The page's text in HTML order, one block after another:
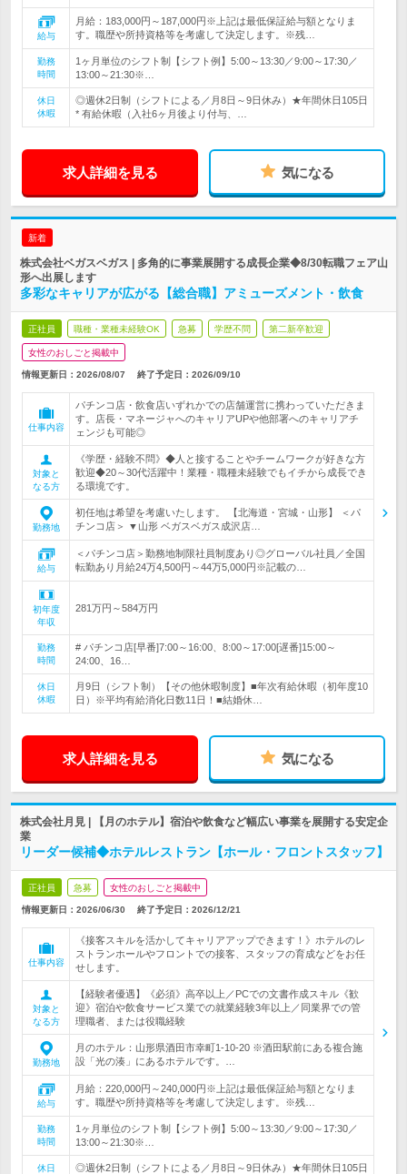
給与
月給：183,000円～187,000円※上記は最低保証給与額となりま
す。職歴や所持資格等を考慮して決定します。※残…
勤務
時間
1ヶ月単位のシフト制【シフト例】5:00～13:30／9:00～17:30／
13:00～21:30※…
休日
休暇
◎週休2日制（シフトによる／月8日～9日休み）★年間休日105日
* 有給休暇（入社6ヶ月後より付与、…
求人詳細を見る 気になる
新着
株式会社ベガスベガス | 多角的に事業展開する成長企業◆8/30転職フェア山
形へ出展します
多彩なキャリアが広がる【総合職】アミューズメント・飲食
正社員 職種・業種未経験OK 急募 学歴不問 第二新卒歓迎
女性のおしごと掲載中
情報更新日：2026/08/07 終了予定日： 2026/09/10
仕事内容
パチンコ店・飲食店いずれかでの店舗運営に携わっていただきま
す。店長・マネージャへのキャリアUPや他部署へのキャリアチ
ェンジも可能◎
対象と
なる方
《学歴・経験不問》◆人と接することやチームワークが好きな方
歓迎◆20～30代活躍中！業種・職種未経験でもイチから成長でき
る環境です。
勤務地
初任地は希望を考慮いたします。 【北海道・宮城・山形】 ＜パ
チンコ店＞ ▼山形 ベガスベガス成沢店…
給与
＜パチンコ店＞勤務地制限社員制度あり◎グローバル社員／全国
転勤あり月給24万4,500円～44万5,000円※記載の…
初年度
年収
281万円～584万円
勤務
時間
# パチンコ店[早番]7:00～16:00、8:00～17:00[遅番]15:00～
24:00、16…
休日
休暇
月9日（シフト制）【その他休暇制度】■年次有給休暇（初年度10
日）※平均有給消化日数11日！■結婚休…
求人詳細を見る 気になる
株式会社月見 | 【月のホテル】宿泊や飲食など幅広い事業を展開する安定企
業
リーダー候補◆ホテルレストラン【ホール・フロントスタッフ】
正社員 急募 女性のおしごと掲載中
情報更新日：2026/06/30 終了予定日： 2026/12/21
仕事内容
《接客スキルを活かしてキャリアアップできます！》ホテルのレ
ストランホールやフロントでの接客、スタッフの育成などをお任
せします。
対象と
なる方
【経験者優遇】《必須》高卒以上／PCでの文書作成スキル《歓
迎》宿泊や飲食サービス業での就業経験3年以上／同業界での管
理職者、または役職経験
勤務地
月のホテル：山形県酒田市幸町1-10-20 ※酒田駅前にある複合施
設「光の湊」にあるホテルです。…
給与
月給：220,000円～240,000円※上記は最低保証給与額となりま
す。職歴や所持資格等を考慮して決定します。※残…
勤務
時間
1ヶ月単位のシフト制【シフト例】5:00～13:30／9:00～17:30／
13:00～21:30※…
休日
◎週休2日制（シフトによる／月8日～9日休み）★年間休日105日